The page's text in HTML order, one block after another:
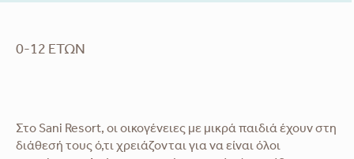
0-12 ΕΤΏΝ
Στο Sani Resort, οι οικογένειες με μικρά παιδιά έχουν στη
διάθεσή τους ό,τι χρειάζονται για να είναι όλοι